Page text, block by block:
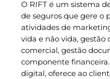
O RIFT é um sistema
de seguros que gere o
atividades de
vida e não vida, gestão
comercial, gestão
componente
digital, oferece ao